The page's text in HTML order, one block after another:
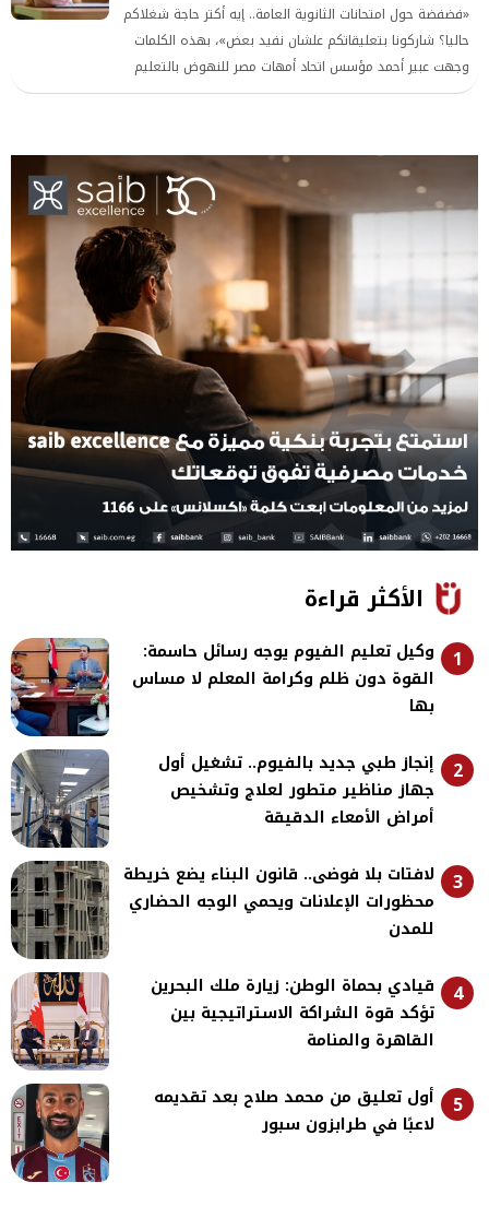
«فضفضة حول امتحانات الثانوية العامة.. إيه أكتر حاجة شغلاكم
حاليا؟ شاركونا بتعليقاتكم علشان نفيد بعض»، بهذه الكلمات
وجهت عبير أحمد مؤسس اتحاد أمهات مصر للنهوض بالتعليم
وائتلاف أولياء الأمور، حديثها إلي أولياء أمور طلاب الشهادة
الأكثر قراءة
1
وكيل تعليم الفيوم يوجه رسائل حاسمة:
القوة دون ظلم وكرامة المعلم لا مساس
بها
2
إنجاز طبي جديد بالفيوم.. تشغيل أول
جهاز مناظير متطور لعلاج وتشخيص
أمراض الأمعاء الدقيقة
3
لافتات بلا فوضى.. قانون البناء يضع خريطة
محظورات الإعلانات ويحمي الوجه الحضاري
للمدن
4
قيادي بحماة الوطن: زيارة ملك البحرين
تؤكد قوة الشراكة الاستراتيجية بين
القاهرة والمنامة
5
أول تعليق من محمد صلاح بعد تقديمه
لاعبًا في طرابزون سبور